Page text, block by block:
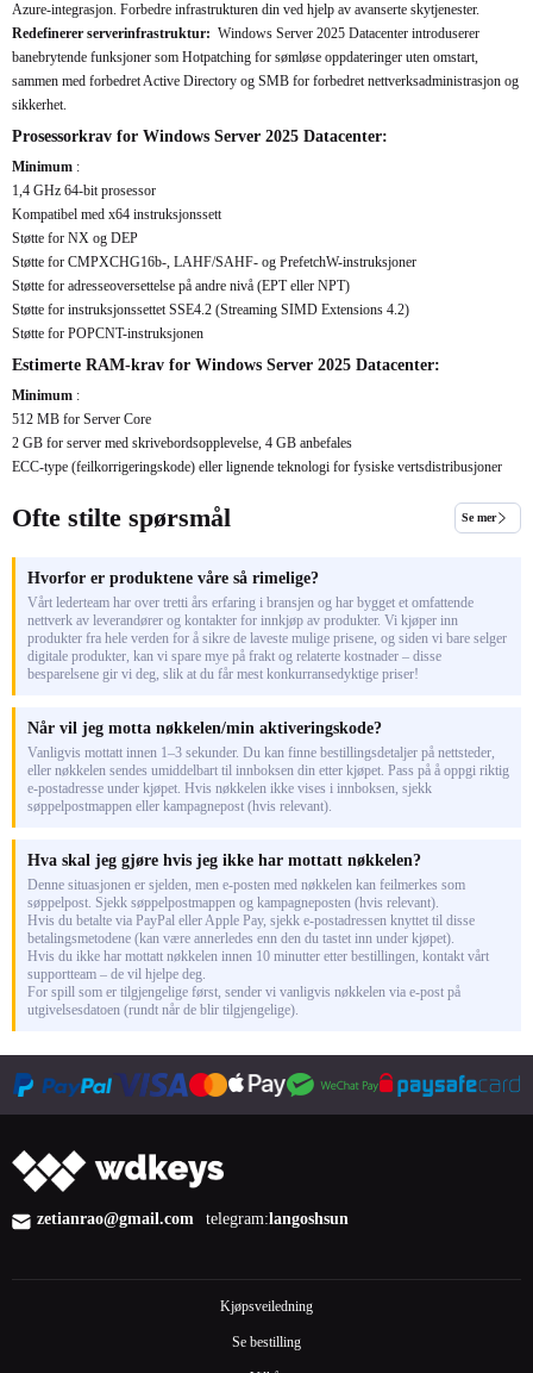
Azure-integrasjon. Forbedre infrastrukturen din ved hjelp av avanserte skytjenester.
Redefinerer serverinfrastruktur: Windows Server 2025 Datacenter introduserer
banebrytende funksjoner som Hotpatching for sømløse oppdateringer uten omstart,
sammen med forbedret Active Directory og SMB for forbedret nettverksadministrasjon og
sikkerhet.
Prosessorkrav for Windows Server 2025 Datacenter:
Minimum :
1,4 GHz 64-bit prosessor
Kompatibel med x64 instruksjonssett
Støtte for NX og DEP
Støtte for CMPXCHG16b-, LAHF/SAHF- og PrefetchW-instruksjoner
Støtte for adresseoversettelse på andre nivå (EPT eller NPT)
Støtte for instruksjonssettet SSE4.2 (Streaming SIMD Extensions 4.2)
Støtte for POPCNT-instruksjonen
Estimerte RAM-krav for Windows Server 2025 Datacenter:
Minimum :
512 MB for Server Core
2 GB for server med skrivebordsopplevelse, 4 GB anbefales
ECC-type (feilkorrigeringskode) eller lignende teknologi for fysiske vertsdistribusjoner
Ofte stilte spørsmål Se mer
Hvorfor er produktene våre så rimelige?
Vårt lederteam har over tretti års erfaring i bransjen og har bygget et omfattende
nettverk av leverandører og kontakter for innkjøp av produkter. Vi kjøper inn
produkter fra hele verden for å sikre de laveste mulige prisene, og siden vi bare selger
digitale produkter, kan vi spare mye på frakt og relaterte kostnader – disse
besparelsene gir vi deg, slik at du får mest konkurransedyktige priser!
Når vil jeg motta nøkkelen/min aktiveringskode?
Vanligvis mottatt innen 1–3 sekunder. Du kan finne bestillingsdetaljer på nettsteder,
eller nøkkelen sendes umiddelbart til innboksen din etter kjøpet. Pass på å oppgi riktig
e-postadresse under kjøpet. Hvis nøkkelen ikke vises i innboksen, sjekk
søppelpostmappen eller kampagnepost (hvis relevant).
Hva skal jeg gjøre hvis jeg ikke har mottatt nøkkelen?
Denne situasjonen er sjelden, men e-posten med nøkkelen kan feilmerkes som
søppelpost. Sjekk søppelpostmappen og kampagneposten (hvis relevant).
Hvis du betalte via PayPal eller Apple Pay, sjekk e-postadressen knyttet til disse
betalingsmetodene (kan være annerledes enn den du tastet inn under kjøpet).
Hvis du ikke har mottatt nøkkelen innen 10 minutter etter bestillingen, kontakt vårt
supportteam – de vil hjelpe deg.
For spill som er tilgjengelige først, sender vi vanligvis nøkkelen via e-post på
utgivelsesdatoen (rundt når de blir tilgjengelige).
zetianrao@gmail.com telegram:langoshsun
Kjøpsveiledning
Se bestilling